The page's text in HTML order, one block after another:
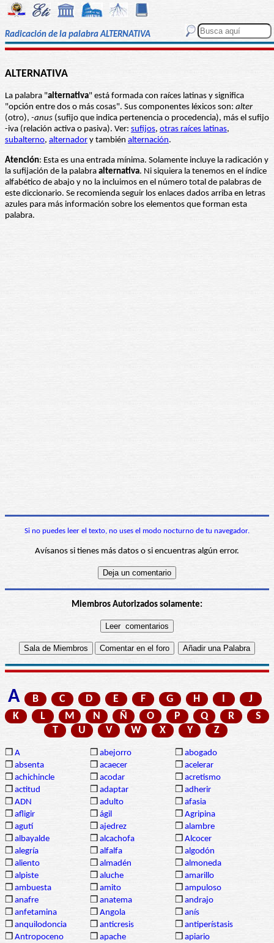
Radicación de la palabra ALTERNATIVA
ALTERNATIVA
La palabra "alternativa" está formada con raíces latinas y significa
"opción entre dos o más cosas". Sus componentes léxicos son: alter
(otro), -anus (sufijo que indica pertenencia o procedencia), más el sufijo
-iva (relación activa o pasiva). Ver: sufijos, otras raíces latinas,
subalterno, alternador y también alternación.
Atención: Esta es una entrada mínima. Solamente incluye la radicación y
la sufijación de la palabra alternativa. Ni siquiera la tenemos en el índice
alfabético de abajo y no la incluimos en el número total de palabras de
este diccionario. Se recomienda seguir los enlaces dados arriba en letras
azules para más información sobre los elementos que forman esta
palabra.
Si no puedes leer el texto, no uses el modo nocturno de tu navegador.
Avísanos si tienes más datos o si encuentras algún error.
Miembros Autorizados solamente:
A B C D E F G H I
J
K
L M N Ñ O P Q R
S
T
U V W X Y Z
❒ A ❒ abejorro ❒ abogado
❒ absenta ❒ acaecer ❒ acelerar
❒ achichincle ❒ acodar ❒ acretismo
❒ actitud ❒ adaptar ❒ adherir
❒ ADN ❒ adulto ❒ afasia
❒ afligir ❒ ágil ❒ Agripina
❒ agutí ❒ ajedrez ❒ alambre
❒ albayalde ❒ alcachofa ❒ Alcocer
❒ alegría ❒ alfalfa ❒ algodón
❒ aliento ❒ almadén ❒ almoneda
❒ alpiste ❒ aluche ❒ amarillo
❒ ambuesta ❒ amito ❒ ampuloso
❒ anafre ❒ anatema ❒ andrajo
❒ anfetamina ❒ Angola ❒ anís
❒ anquilodoncia ❒ anticresis ❒ antiperístasis
❒ Antropoceno ❒ apache ❒ apiario